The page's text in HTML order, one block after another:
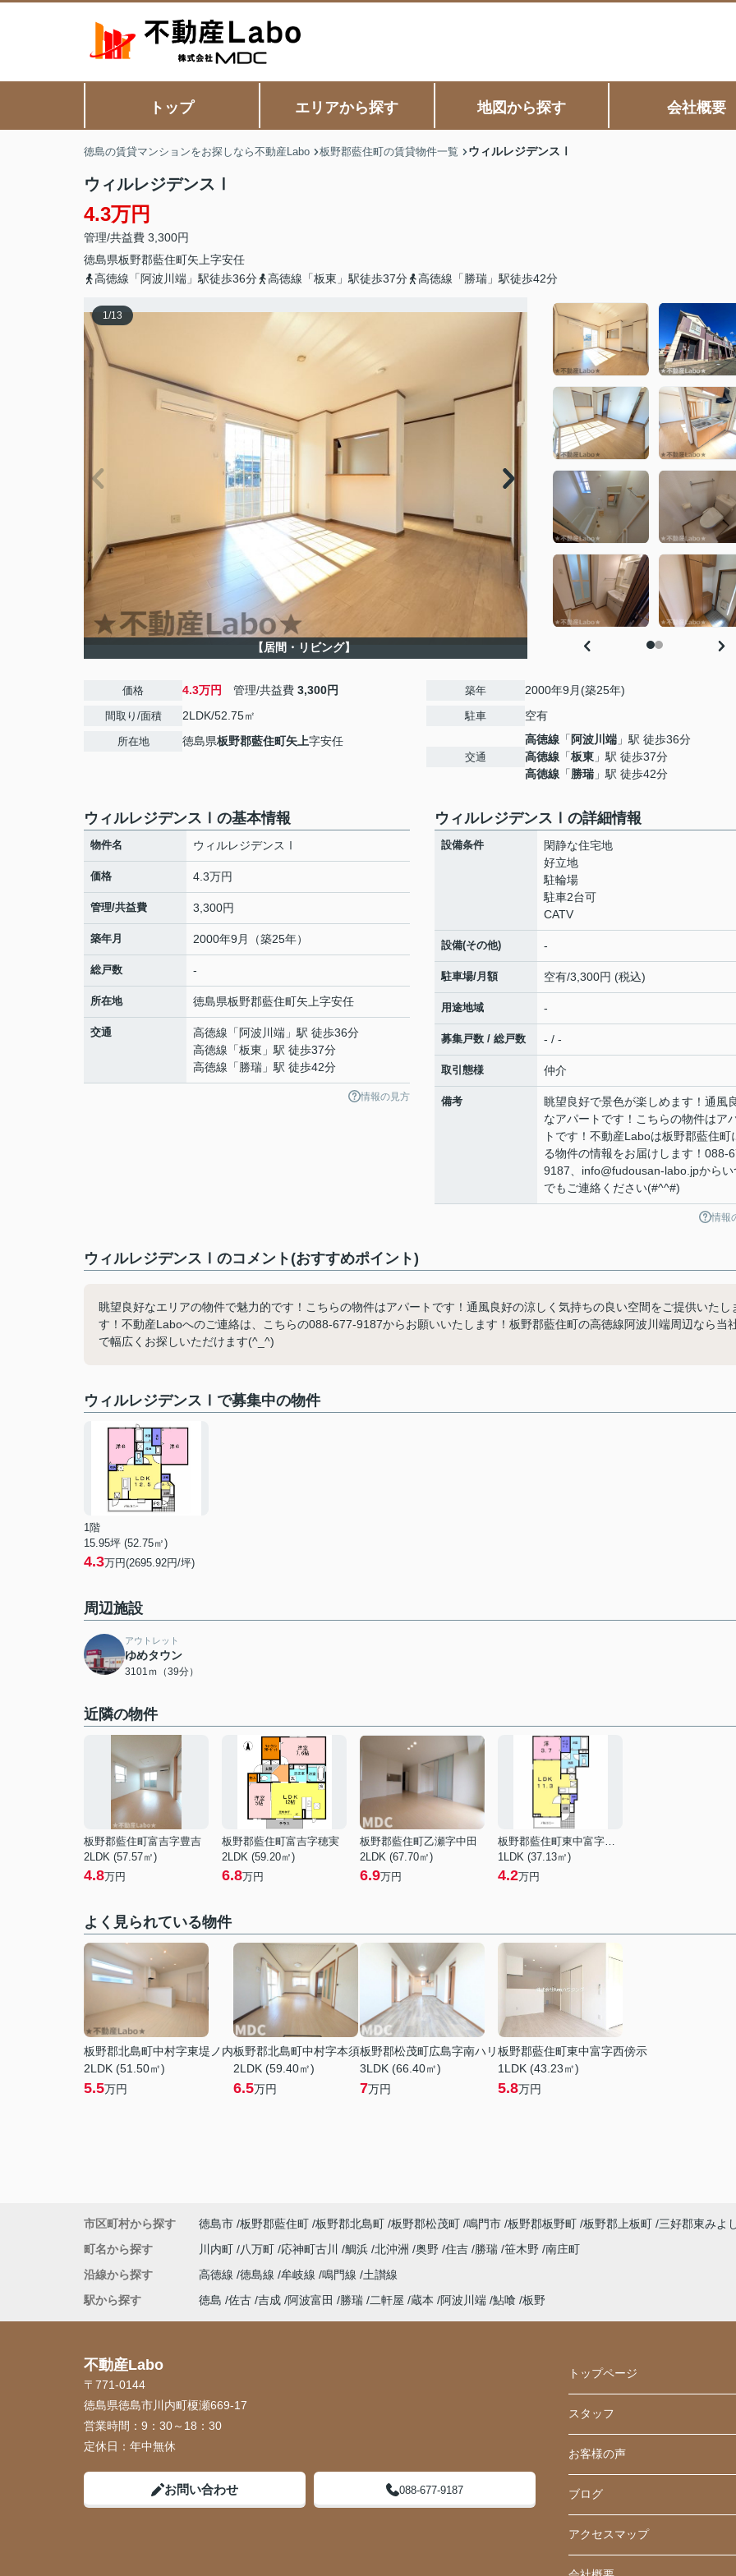
トップ エリアから探す 地図から探す 会社概要
徳島の賃貸マンションをお探しなら不動産Labo 板野郡藍住町の賃貸物件一覧 ウィルレジデンスⅠ
ウィルレジデンスⅠ
4.3万円
管理/共益費 3,300円
徳島県板野郡藍住町矢上字安任
高徳線「阿波川端」駅徒歩36分
高徳線「板東」駅徒歩37分 高徳線「勝瑞」駅徒歩42分
1/13
【居間・リビング】
価格 4.3万円 管理/共益費 3,300円
間取り/面積 2LDK/52.75㎡
所在地 徳島県板野郡藍住町矢上字安任
築年 2000年9月(築25年)
駐車 空有
交通
高徳線 「 阿波川端 」駅 徒歩36分
高徳線 「板東 」駅 徒歩37分
高徳線 「勝瑞 」駅 徒歩42分
ウィルレジデンスⅠの基本情報
物件名 ウィルレジデンスⅠ
価格 4.3万円
管理/共益費 3,300円
築年月 2000年9月（築25年）
総戸数 -
所在地 徳島県板野郡藍住町矢上字安任
交通 高徳線 「 阿波川端 」駅 徒歩36分
高徳線 「板東 」駅 徒歩37分
高徳線 「 勝瑞 」駅 徒歩42分
情報の見方
ウィルレジデンスⅠの詳細情報
設備条件
閑静な住宅地
好立地
駐輪場
駐車2台可
CATV
設備(その他) -
駐車場/月額 空有/3,300円 (税込)
用途地域 -
募集戸数 / 総戸数 - / -
取引態様 仲介
備考
眺望良好で景色が楽しめます！通風
なアパートです！こちらの物件はア
トです！不動産Laboは板野郡藍住町
る物件の情報をお届けします！088-
9187、info@fudousan-labo.jpからい
でもご連絡ください(#^^#)
情報
ウィルレジデンスⅠのコメント(おすすめポイント)
眺望良好なエリアの物件で魅力的です！こちらの物件はアパートです！通風良好の涼しく気持ちの良い空間をご提供いたし
す！不動産Laboへのご連絡は、こちらの088-677-9187からお願いいたします！板野郡藍住町の高徳線阿波川端周辺なら当
で幅広くお探しいただけます(^_^)
ウィルレジデンスⅠで募集中の物件
1階
15.95坪 (52.75㎡)
4.3万円(2695.92円/坪)
周辺施設
アウトレット
ゆめタウン
3101ｍ（39分）
近隣の物件
板野郡藍住町富吉字豊吉
2LDK (57.57㎡)
4.8万円
板野郡藍住町富吉字穂実
2LDK (59.20㎡)
6.8万円
板野郡藍住町乙瀬字中田
2LDK (67.70㎡)
6.9万円
板野郡藍住町東中富字東傍示
1LDK (37.13㎡)
4.2万円
よく見られている物件
板野郡北島町中村字東堤ノ内
2LDK (51.50㎡)
5.5万円
板野郡北島町中村字本須
2LDK (59.40㎡)
6.5万円
板野郡松茂町広島字南ハリ
3LDK (66.40㎡)
7万円
板野郡藍住町東中富字西傍示
1LDK (43.23㎡)
5.8万円
市区町村から探す 徳島市 板野郡藍住町 板野郡北島町 板野郡松茂町 鳴門市 板野郡板野町 板野郡上板町 三好郡東みよ
町名から探す
川内町 八万町 応神町古川 鯛浜 北沖洲 奥野 住吉 勝瑞 笹木野 南庄町
沿線から探す
高徳線 徳島線 牟岐線 鳴門線
土讃線
駅から探す
徳島 佐古 吉成 阿波富田 勝瑞 二軒屋 蔵本 阿波川端 鮎喰 板野
不動産Labo
〒771-0144
徳島県徳島市川内町榎瀬669-17
営業時間： 9：30～18：30
定休日： 年中無休
お問い合わせ 088-677-9187
トップページ
スタッフ
お客様の声
ブログ
アクセスマップ